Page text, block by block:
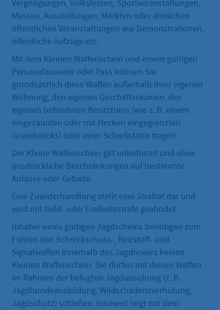
Vergnügungen, Volksfesten, Sportveranstaltungen,
Messen, Ausstellungen, Märkten oder ähnlichen
öffentlichen Veranstaltungen wie Demonstrationen,
öffentliche Aufzüge etc.
Mit dem Kleinen Waffenschein und einem gültigen
Personalausweis oder Pass können Sie
grundsätzlich diese Waffen außerhalb Ihrer eigenen
Wohnung, den eigenen Geschäftsräumen, des
eigenen befriedeten Besitztums (wie z. B. einem
eingezäunten oder mit Hecken eingegrenzten
Grundstücks) oder einer Schießstätte tragen.
Der Kleine Waffenschein gilt unbefristet und ohne
ausdrückliche Beschränkungen auf bestimmte
Anlässe oder Gebiete.
Eine Zuwiderhandlung stellt eine Straftat dar und
wird mit Geld- oder Freiheitsstrafe geahndet.
Inhaber eines gültigen Jagdscheins benötigen zum
Führen von Schreckschuss-, Reizstoff- und
Signalwaffen innerhalb des Jagdreviers keinen
Kleinen Waffenschein. Sie dürfen mit diesen Waffen
im Rahmen der befugten Jagdausübung (z. B.
Jagdhundeausbildung, Wildschadensverhütung,
Jagdschutz) schießen. Insoweit liegt mit dem